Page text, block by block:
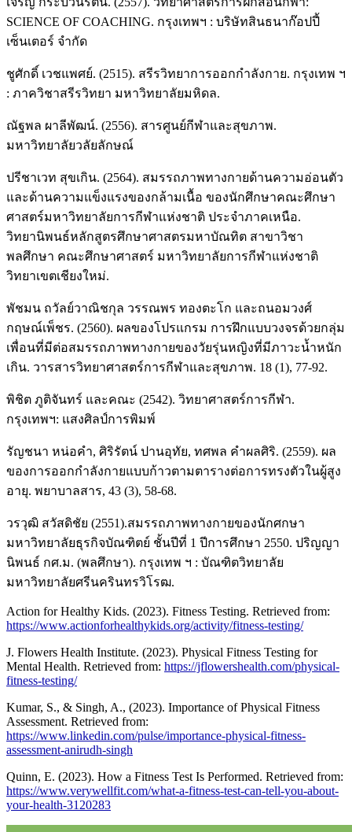
SCIENCE OF COACHING. กรุงเทพฯ : บริษัทสินธนาก๊อปปี้
เซ็นเตอร์ จำกัด
ชูศักดิ์ เวชแพศย์. (2515). สรีรวิทยาการออกกำลังกาย. กรุงเทพ ฯ
: ภาควิชาสรีรวิทยา มหาวิทยาลัยมหิดล.
ณัฐพล ผาลีพัฒน์. (2556). สารศูนย์กีฬาและสุขภาพ.
มหาวิทยาลัยวลัยลักษณ์
ปรีชาเวท สุขเกิน. (2564). สมรรถภาพทางกายด้านความอ่อนตัว
และด้านความแข็งแรงของกล้ามเนื้อ ของนักศึกษาคณะศึกษา
ศาสตร์มหาวิทยาลัยการกีฬาแห่งชาติ ประจำภาคเหนือ.
วิทยานิพนธ์หลักสูตรศึกษาศาสตรมหาบัณทิต สาขาวิชา
พลศึกษา คณะศึกษาศาสตร์ มหาวิทยาลัยการกีฬาแห่งชาติ
วิทยาเขตเชียงใหม่.
พัชมน ถวัลย์วาณิชกุล วรรณพร ทองตะโก และถนอมวงศ์
กฤษณ์เพ็ชร. (2560). ผลของโปรแกรม การฝึกแบบวงจรด้วยกลุ่ม
เพื่อนที่มีต่อสมรรถภาพทางกายของวัยรุ่นหญิงที่มีภาวะน้ำหนัก
เกิน. วารสารวิทยาศาสตร์การกีฬาและสุขภาพ. 18 (1), 77-92.
พิชิต ภูติจันทร์ และคณะ (2542). วิทยาศาสตร์การกีฬา.
กรุงเทพฯ: แสงศิลป์การพิมพ์
รัญชนา หน่อคำ, ศิริรัตน์ ปานอุทัย, ทศพล คำผลศิริ. (2559). ผล
ของการออกกำลังกายแบบก้าวตามตารางต่อการทรงตัวในผู้สูง
อายุ. พยาบาลสาร, 43 (3), 58-68.
วรวุฒิ สวัสดิชัย (2551).สมรรถภาพทางกายของนักศกษา
มหาวิทยาลัยธุรกิจบัณฑิตย์ ชั้นปีที่ 1 ปีการศึกษา 2550. ปริญญา
นิพนธ์ กศ.ม. (พลศึกษา). กรุงเทพ ฯ : บัณฑิตวิทยาลัย
มหาวิทยาลัยศรีนครินทรวิโรฒ.
Action for Healthy Kids. (2023). Fitness Testing. Retrieved from:
https://www.actionforhealthykids.org/activity/fitness-testing/
J. Flowers Health Institute. (2023). Physical Fitness Testing for
Mental Health. Retrieved from: https://jflowershealth.com/physical-
fitness-testing/
Kumar, S., & Singh, A., (2023). Importance of Physical Fitness
Assessment. Retrieved from:
https://www.linkedin.com/pulse/importance-physical-fitness-
assessment-anirudh-singh
Quinn, E. (2023). How a Fitness Test Is Performed. Retrieved from:
https://www.verywellfit.com/what-a-fitness-test-can-tell-you-about-
your-health-3120283